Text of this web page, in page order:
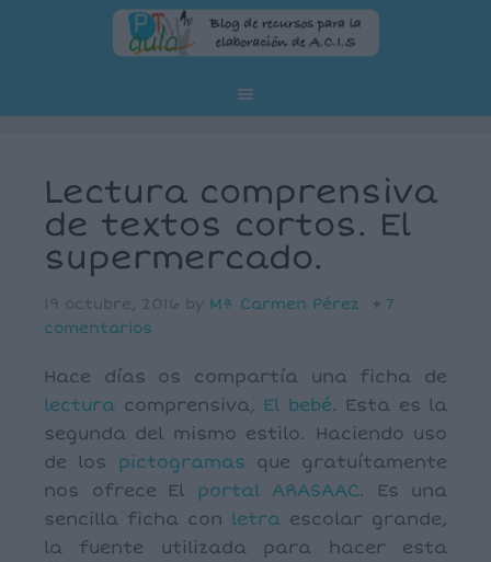
Lectura comprensiva
de textos cortos. El
supermercado.
19 octubre, 2016 by Mª Carmen Pérez
7
comentarios
Hace días os compartía una ficha de
lectura comprensiva, El bebé. Esta es la
segunda del mismo estilo. Haciendo uso
de los pictogramas que gratuítamente
nos ofrece El portal ARASAAC. Es una
sencilla ficha con letra escolar grande,
la fuente utilizada para hacer esta